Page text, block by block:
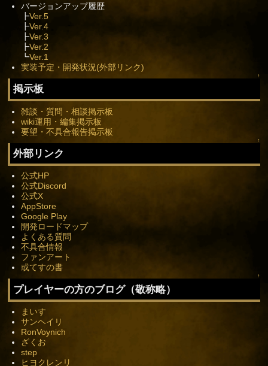
バージョンアップ履歴
┣Ver.5
┣Ver.4
┣Ver.3
┣Ver.2
┗Ver.1
実装予定・開発状況(外部リンク)
↑
掲示板
雑談・質問・相談掲示板
wiki運用・編集掲示板
要望・不具合報告掲示板
↑
外部リンク
公式HP
公式Discord
公式X
AppStore
Google Play
開発ロードマップ
よくある質問
不具合情報
ファンアート
或てすの書
↑
プレイヤーの方のブログ（敬称略）
まいす
サンヘイリ
RonVoynich
ざくお
step
ヒヨクレンリ